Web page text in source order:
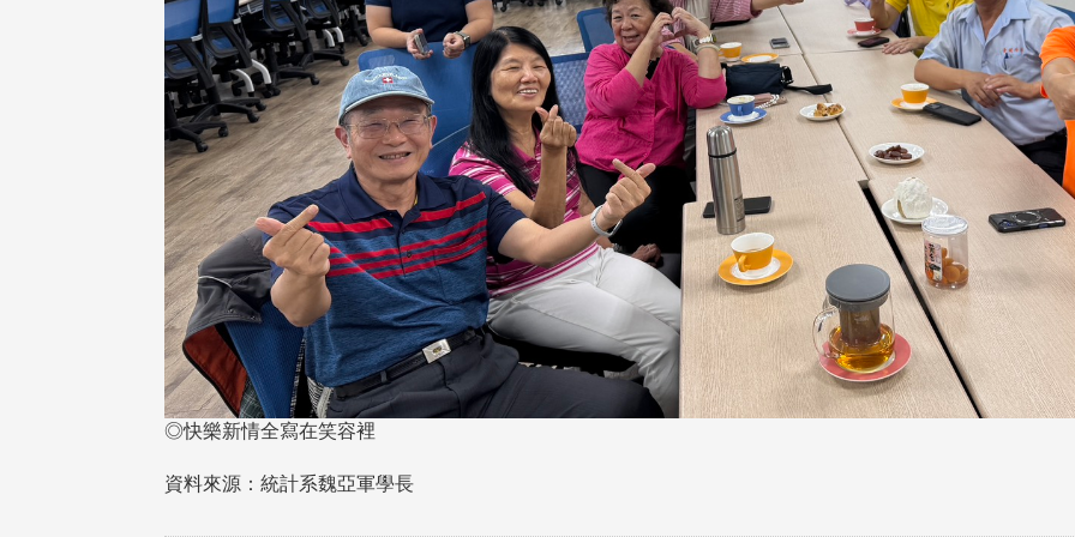
◎快樂新情全寫在笑容裡
資料來源：統計系魏亞軍學長